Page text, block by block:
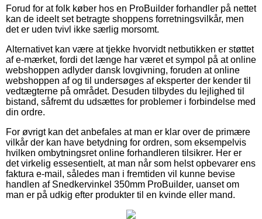
Forud for at folk køber hos en ProBuilder forhandler på nettet
kan de ideelt set betragte shoppens forretningsvilkår, men
det er uden tvivl ikke særlig morsomt.
Alternativet kan være at tjekke hvorvidt netbutikken er støttet
af e-mærket, fordi det længe har været et sympol på at online
webshoppen adlyder dansk lovgivning, foruden at online
webshoppen af og til undersøges af eksperter der kender til
vedtægterne på området. Desuden tilbydes du lejlighed til
bistand, såfremt du udsættes for problemer i forbindelse med
din ordre.
For øvrigt kan det anbefales at man er klar over de primære
vilkår der kan have betydning for ordren, som eksempelvis
hvilken ombytningsret online forhandleren tilsikrer. Her er
det virkelig essesentielt, at man når som helst opbevarer ens
faktura e-mail, således man i fremtiden vil kunne bevise
handlen af Snedkervinkel 350mm ProBuilder, uanset om
man er på udkig efter produkter til en kvinde eller mand.